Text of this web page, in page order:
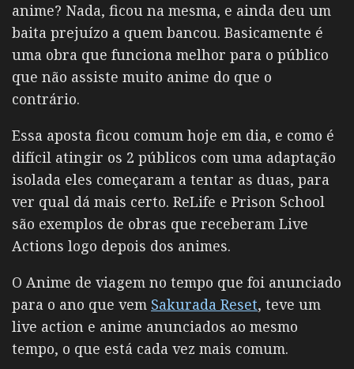
anime? Nada, ficou na mesma, e ainda deu um
baita prejuízo a quem bancou. Basicamente é
uma obra que funciona melhor para o público
que não assiste muito anime do que o
contrário.
Essa aposta ficou comum hoje em dia, e como é
difícil atingir os 2 públicos com uma adaptação
isolada eles começaram a tentar as duas, para
ver qual dá mais certo. ReLife e Prison School
são exemplos de obras que receberam Live
Actions logo depois dos animes.
O Anime de viagem no tempo que foi anunciado
para o ano que vem Sakurada Reset, teve um
live action e anime anunciados ao mesmo
tempo, o que está cada vez mais comum.